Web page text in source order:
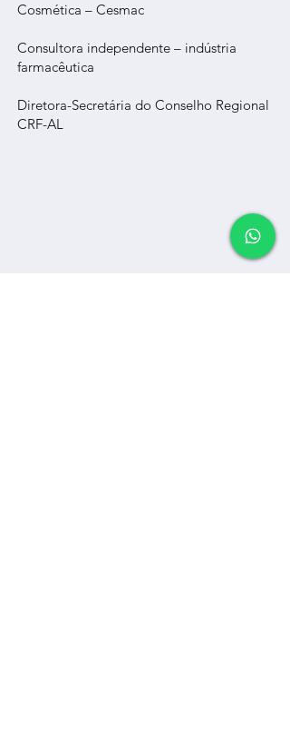
Cosmética – Cesmac
Consultora independente – indústria
farmacêutica
Diretora-Secretária do Conselho Regional
CRF-AL